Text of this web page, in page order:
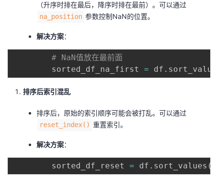
（升序时排在最后，降序时排在最前）。可以通过
na_position 参数控制NaN的位置。
解决方案：
# NaN值放在最前面
        sorted_df_na_first
= df .
排序后索引混乱
排序后，原始的索引顺序可能会被打乱。可以通过
reset_index() 重置索引。
解决方案：
        sorted_df_reset
= df . sort_values (